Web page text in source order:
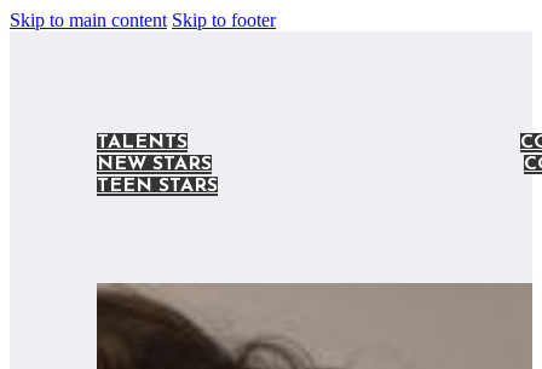
Skip to main content Skip to footer
TALENTS
NEW STARS
TEEN STARS